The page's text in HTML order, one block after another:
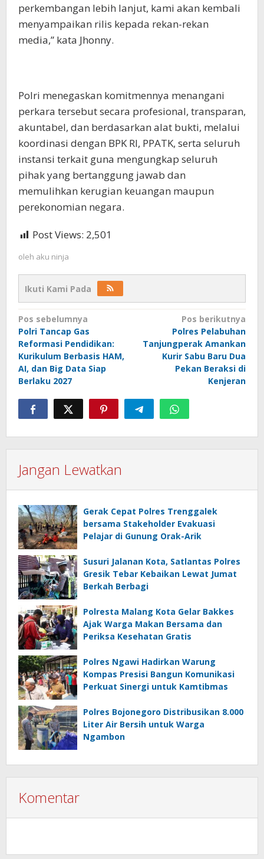
perkembangan lebih lanjut, kami akan kembali
menyampaikan rilis kepada rekan-rekan
media,” kata Jhonny.
Polri menegaskan komitmennya menangani
perkara tersebut secara profesional, transparan,
akuntabel, dan berdasarkan alat bukti, melalui
koordinasi dengan BPK RI, PPATK, serta seluruh
instansi terkait guna mengungkap seluruh
pihak yang bertanggung jawab dan
memulihkan kerugian keuangan maupun
perekonomian negara.
Post Views: 2,501
oleh aku ninja
Ikuti Kami Pada
Navigasi
pos
Pos sebelumnya
Polri Tancap Gas
Reformasi Pendidikan:
Kurikulum Berbasis HAM,
AI, dan Big Data Siap
Berlaku 2027
Pos berikutnya
Polres Pelabuhan
Tanjungperak Amankan
Kurir Sabu Baru Dua
Pekan Beraksi di
Kenjeran
Jangan Lewatkan
Gerak Cepat Polres Trenggalek
bersama Stakeholder Evakuasi
Pelajar di Gunung Orak-Arik
Susuri Jalanan Kota, Satlantas Polres
Gresik Tebar Kebaikan Lewat Jumat
Berkah Berbagi
Polresta Malang Kota Gelar Bakkes
Ajak Warga Makan Bersama dan
Periksa Kesehatan Gratis
Polres Ngawi Hadirkan Warung
Kompas Presisi Bangun Komunikasi
Perkuat Sinergi untuk Kamtibmas
Polres Bojonegoro Distribusikan 8.000
Liter Air Bersih untuk Warga
Ngambon
Komentar